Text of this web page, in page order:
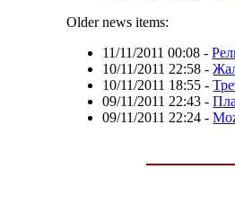
Older news items:
11/11/2011 00:08 -
10/11/2011 22:58 -
10/11/2011 18:55 -
09/11/2011 22:43 -
09/11/2011 22:24 -